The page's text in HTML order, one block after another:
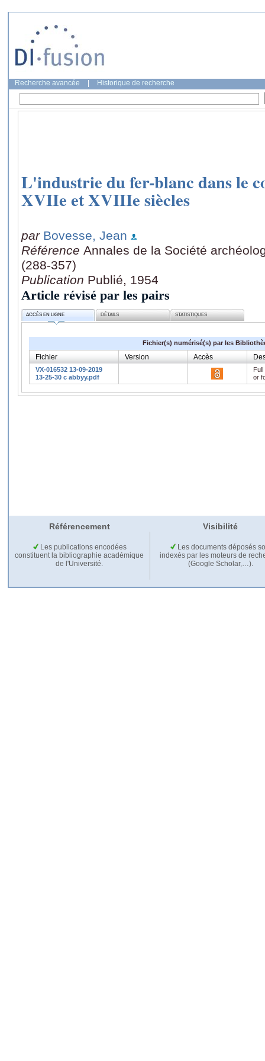
Recherche avancée Historique de recherche
L'industrie du fer-blanc dans le
XVIIe et XVIIIe siècles
par Bovesse, Jean
Référence Annales de la Société
(288-357)
Publication Publié, 1954
Article révisé par les pairs
ACCÈS EN LIGNE DÉTAILS STATISTIQUES
Fichier(s) numérisé(s) par les
Fichier Version Accès
VX-016532 13-09-2019
13-25-30 c abbyy.pdf
or
Référencement Visibilité
Les publications encodées
constituent la bibliographie académique
de l'Université.
Les documents déposés
indexés par les moteurs de
(Google Scholar,…).